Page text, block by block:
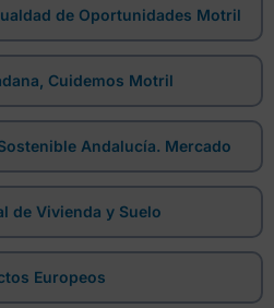
de Oportunidades Motril
Cuidemos Motril
Andalucía. Mercado
de Vivienda y Suelo
Europeos